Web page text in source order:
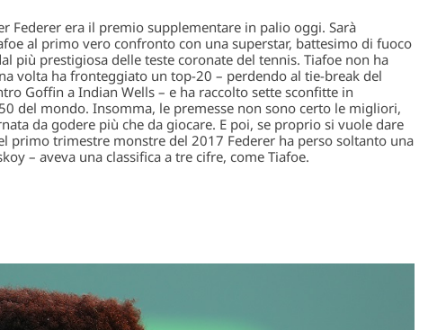
Federer era il premio supplementare in palio oggi. Sarà
al primo vero confronto con una superstar, battesimo di fuoco
più prestigiosa delle teste coronate del tennis. Tiafoe non ha
volta ha fronteggiato un top-20 – perdendo al tie-break del
Goffin a Indian Wells – e ha raccolto sette sconfitte in
del mondo. Insomma, le premesse non sono certo le migliori,
da godere più che da giocare. E poi, se proprio si vuole dare
primo trimestre monstre del 2017 Federer ha perso soltanto una
– aveva una classifica a tre cifre, come Tiafoe.